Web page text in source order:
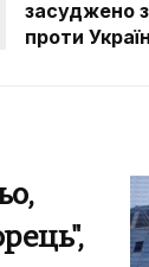
засуджено
проти